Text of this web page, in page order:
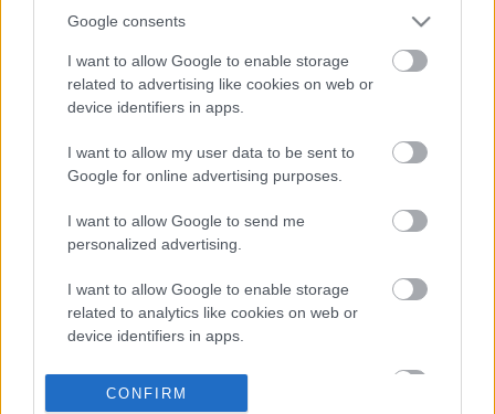
Google consents
I want to allow Google to enable storage
related to advertising like cookies on web or
device identifiers in apps.
I want to allow my user data to be sent to
Google for online advertising purposes.
I want to allow Google to send me
personalized advertising.
I want to allow Google to enable storage
related to analytics like cookies on web or
device identifiers in apps.
I want to allow Google to enable storage
related to functionality of the website or app.
CONFIRM
Awakened - Remastered Version mindkét nézetet
játék megvételétől, most már nyugodtan dőlhet hátra és
várhatja a megjelenést, amire október 23-án kerül sor.
hangulata – Jön a második forduló! (X)
Július végén folytatódik a balatoni strandröplabda-
sorozat.
#javított változat